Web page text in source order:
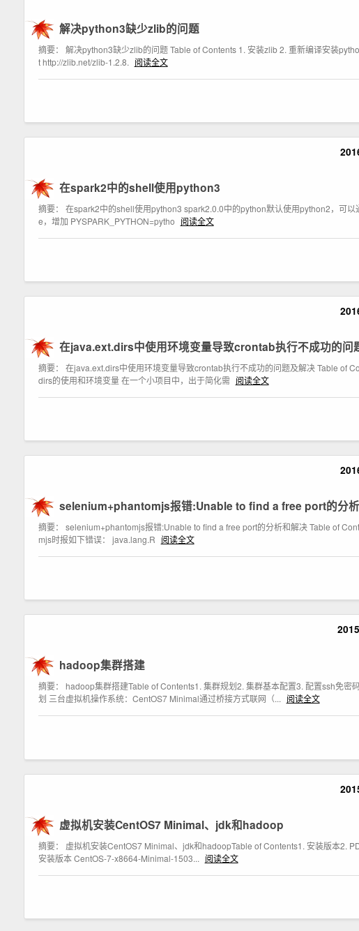
解决python3缺少zlib的问题
摘要： 解决python3缺少zlib的问题 Table of Contents 1. 安装zlib 2. 重新编译安装
t http://zlib.net/zlib-1.2.8. 阅读全文
在spark2中的shell使用python3
摘要： 在spark2中的shell使用python3 spark2.0.0中的python默认使用python2，可
e，增加 PYSPARK_PYTHON=pytho 阅读全文
在java.ext.dirs中使用环境变量导致crontab执行不成功的问
摘要： 在java.ext.dirs中使用环境变量导致crontab执行不成功的问题及解决 Table of
dirs的使用和环境变量 在一个小项目中，出于简化需 阅读全文
selenium+phantomjs报错:Unable to find a free port的分
摘要： selenium+phantomjs报错:Unable to find a free port的分析和解决 Table of
mjs时报如下错误： java.lang.R 阅读全文
hadoop集群搭建
摘要： hadoop集群搭建Table of Contents1. 集群规划2. 集群基本配置3. 配置ssh免
划 三台虚拟机操作系统：CentOS7 Minimal通过桥接方式联网（... 阅读全文
虚拟机安装CentOS7 Minimal、jdk和hadoop
摘要： 虚拟机安装CentOS7 Minimal、jdk和hadoopTable of Contents1. 安装版本2.
安装版本 CentOS-7-x8664-Minimal-1503... 阅读全文